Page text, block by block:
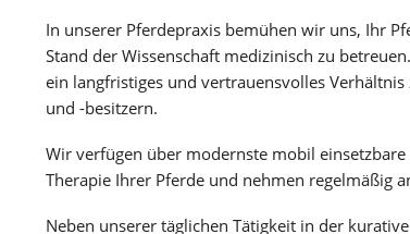
In unserer Pferdepraxis bemühen wir uns, Ihr
Stand der Wissenschaft medizinisch zu
ein langfristiges und vertrauensvolles
und -besitzern.
Wir verfügen über modernste mobil
Therapie Ihrer Pferde und nehmen regelmäßig
Neben unserer täglichen Tätigkeit in der